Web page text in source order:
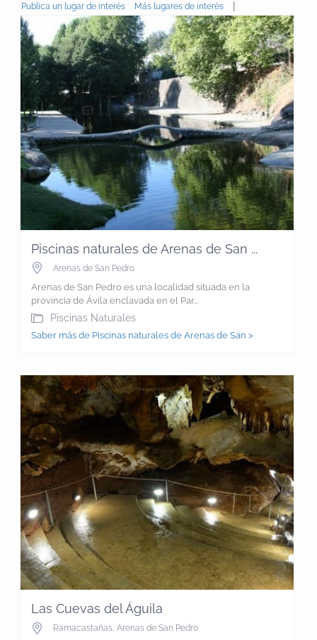
Publica un lugar de interés Más lugares de interés
Piscinas naturales de Arenas de San ...
Arenas de San Pedro
Arenas de San Pedro es una localidad situada en la
provincia de Ávila enclavada en el Par...
Piscinas Naturales
Saber más de Piscinas naturales de Arenas de San >
Las Cuevas del Águila
Ramacastañas, Arenas de San Pedro